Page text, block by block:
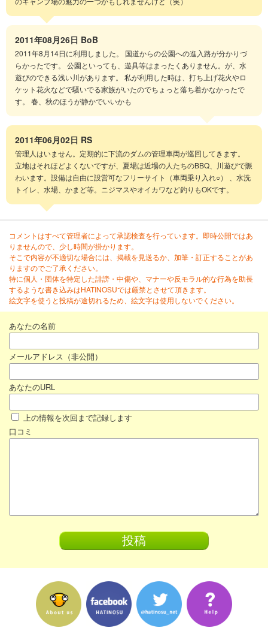
2011年08月26日 BoB
2011年8月14日に利用しました。 国道からの公園への進入路が分かりづ
らかったです。 公園といっても、遊具等はまったくありません。が、水
遊びのできる浅い川があります。 私が利用した時は、打ち上げ花火やロ
ケット花火などで騒いでる家族がいたのでちょっと落ち着かなかったで
す。 春、秋のほうが静かでいいかも
2011年06月02日 RS
管理人はいません。定期的に下流のダムの管理車両が巡回してきます。
立地はそれほどよくないですが、夏場は近場の人たちのBBQ、川遊びで賑
わいます。設備は自由に設営可なフリーサイト（車両乗り入れ○） 、水洗
トイレ、水場、かまど等。ニジマスやオイカワなど釣りもOKです。
コメントはすべて管理者によって承認検査を行っています。即時公開ではあ
りませんので、少し時間が掛かります。
そこで内容が不適切な場合には、掲載を見送るか、加筆・訂正することがあ
りますのでご了承ください。
特に個人・団体を特定した誹謗・中傷や、マナーや反モラル的な行為を助長
するような書き込みはHATINOSUでは厳禁とさせて頂きます。
絵文字を使うと投稿が途切れるため、絵文字は使用しないでください。
あなたの名前
メールアドレス（非公開）
あなたのURL
上の情報を次回まで記録します
口コミ